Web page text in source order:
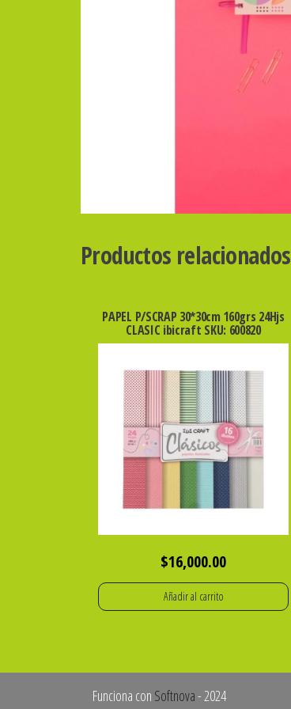
Productos relacionados
PAPEL P/SCRAP 30*30cm 160grs 24Hjs
CLASIC ibicraft SKU: 600820
$16,000.00
Añadir al carrito
Funciona con Softnova- 2024